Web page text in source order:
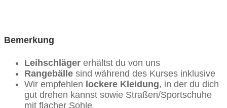
Bemerkung
Leihschläger erhältst du von uns
Rangebälle sind während des Kurses inklusive
Wir empfehlen lockere Kleidung, in der du dich
gut drehen kannst sowie Straßen/Sportschuhe
mit flacher Sohle